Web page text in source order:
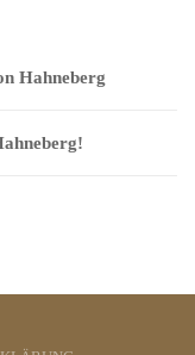
Hahneberg